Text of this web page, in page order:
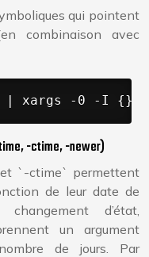
qui pointent
combinaison avec
| xargs -0 -I
-ctime, -newer)
`-ctime` permettent
de leur date de
d’état,
un argument
de jours. Par